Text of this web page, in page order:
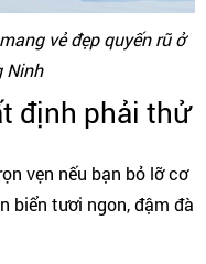
vẻ đẹp quyến rũ ở
Ninh
định phải thử
vẹn nếu bạn bỏ lỡ cơ
biển tươi ngon, đậm đà